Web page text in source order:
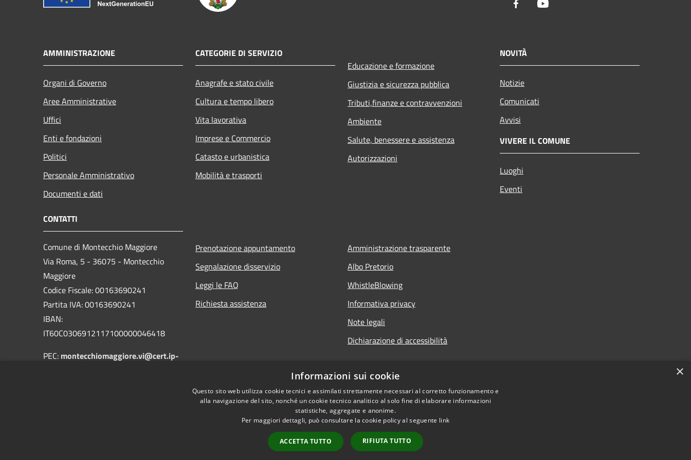
Facebook
AMMINISTRAZIONE
Organi di Governo
Aree Amministrative
Uffici
Enti e fondazioni
Politici
Personale Amministrativo
Documenti e dati
CATEGORIE DI SERVIZIO
Anagrafe e stato civile
Cultura e tempo libero
Vita lavorativa
Imprese e Commercio
Catasto e urbanistica
Mobilità e trasporti
Educazione e formazione
Giustizia e sicurezza pubblica
Tributi,finanze e contravvenzioni
Ambiente
Salute, benessere e assistenza
Autorizzazioni
NOVITÀ
Notizie
Comunicati
Avvisi
VIVERE IL COMUNE
Luoghi
Eventi
CONTATTI
Comune di Montecchio Maggiore
Via Roma, 5 - 36075 - Montecchio
Maggiore
Codice Fiscale: 00163690241
Partita IVA: 00163690241
IBAN:
IT60C0306912117100000046418
PEC: montecchiomaggiore.vi@cert.ip-
Prenotazione appuntamento
Segnalazione disservizio
Leggi le FAQ
Richiesta assistenza
Amministrazione trasparente
Albo Pretorio
WhistleBlowing
Informativa privacy
Note legali
Dichiarazione di accessibilità
Copyright © 2026 • Città di Montecchio Maggiore • Powered by
×
Informazioni sui cookie
Questo sito web utilizza cookie tecnici e assimilati strettamente necessari al corretto funzionamento e
alla navigazione del sito, nonché un cookie tecnico analitico al solo fine di elaborare informazioni
statistiche, aggregate e anonime.
Per maggiori dettagli, può consultare la cookie policy al seguente link
ACCETTA TUTTO RIFIUTA TUTTO